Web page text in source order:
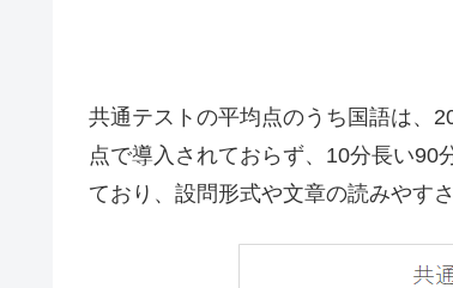
共通テストの平均点のうち国語は、
点で導入されておらず、10分長い90
ており、設問形式や文章の読みやす